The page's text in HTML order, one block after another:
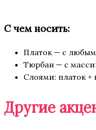
С чем носить:
Платок — с любым
Тюрбан — с
Слоями: платок +
Другие